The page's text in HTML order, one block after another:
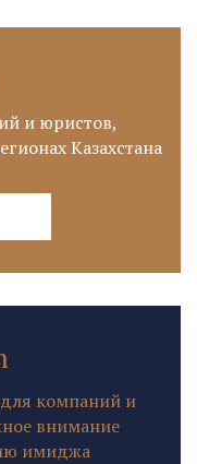
и юристов,
Казахстана
компаний и
внимание
имиджа